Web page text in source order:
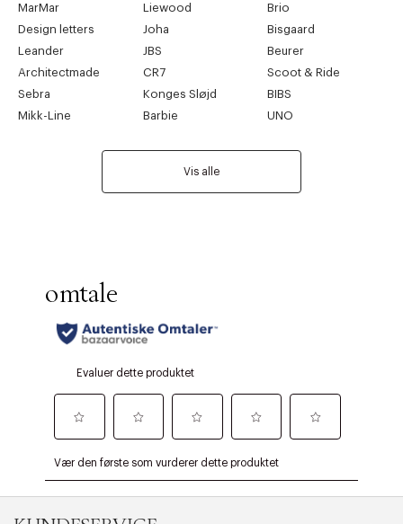
MarMar
Liewood
Brio
Design letters
Joha
Bisgaard
Leander
JBS
Beurer
Architectmade
CR7
Scoot & Ride
Sebra
Konges Sløjd
BIBS
Mikk-Line
Barbie UNO
Vis alle